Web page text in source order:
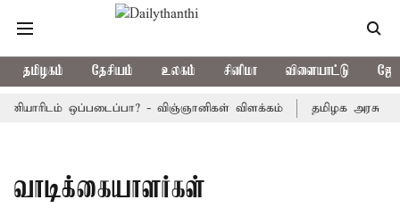
தமிழகம் தேசியம் உலகம் சினிமா விளையாட்டு
ஒப்படைப்பா? - விஞ்ஞானிகள் விளக்கம் தமிழக அரசு
வாடிக்கையாளர்கள்